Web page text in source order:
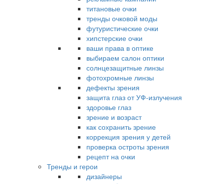
титановые очки
тренды очковой моды
футуристические очки
хипстерские очки
ваши права в оптике
выбираем салон оптики
солнцезащитные линзы
фотохромные линзы
дефекты зрения
защита глаз от УФ-излучения
здоровье глаз
зрение и возраст
как сохранить зрение
коррекция зрения у детей
проверка остроты зрения
рецепт на очки
Тренды и герои
дизайнеры